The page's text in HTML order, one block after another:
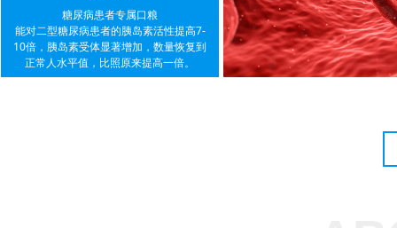
糖尿病患者专属口粮
能对二型糖尿病患者的胰岛素活性提高7-
10倍，胰岛素受体显著增加，数量恢复到
正常人水平值，比照原来提高一倍。